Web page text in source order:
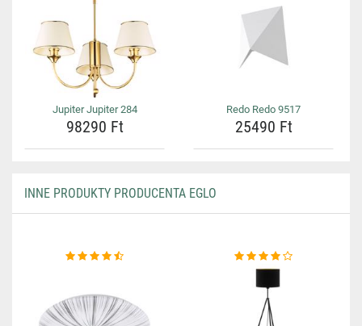
Jupiter Jupiter 284
98290 Ft
Redo Redo 9517
25490 Ft
INNE PRODUKTY PRODUCENTA EGLO